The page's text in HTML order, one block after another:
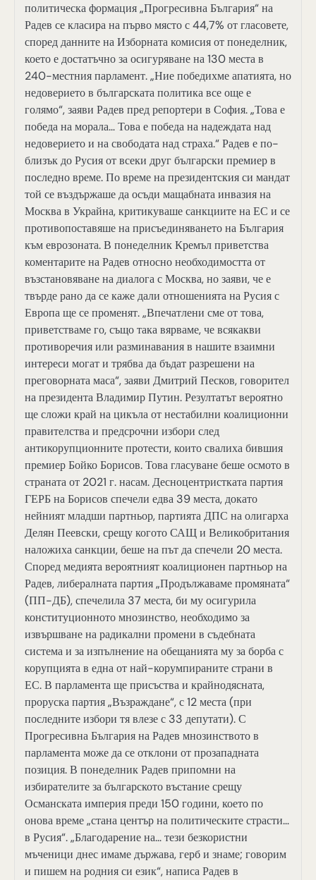
политическа формация „Прогресивна България“ на
Радев се класира на първо място с 44,7% от гласовете,
според данните на Изборната комисия от понеделник,
което е достатъчно за осигуряване на 130 места в
240-местния парламент. „Ние победихме апатията, но
недоверието в българската политика все още е
голямо“, заяви Радев пред репортери в София. „Това е
победа на морала… Това е победа на надеждата над
недоверието и на свободата над страха.“ Радев е по-
близък до Русия от всеки друг български премиер в
последно време. По време на президентския си мандат
той се въздържаше да осъди мащабната инвазия на
Москва в Украйна, критикуваше санкциите на ЕС и се
противопоставяше на присъединяването на България
към еврозоната. В понеделник Кремъл приветства
коментарите на Радев относно необходимостта от
възстановяване на диалога с Москва, но заяви, че е
твърде рано да се каже дали отношенията на Русия с
Европа ще се променят. „Впечатлени сме от това,
приветстваме го, също така вярваме, че всякакви
противоречия или разминавания в нашите взаимни
интереси могат и трябва да бъдат разрешени на
преговорната маса“, заяви Дмитрий Песков, говорител
на президента Владимир Путин. Резултатът вероятно
ще сложи край на цикъла от нестабилни коалиционни
правителства и предсрочни избори след
антикорупционните протести, които свалиха бившия
премиер Бойко Борисов. Това гласуване беше осмото в
страната от 2021 г. насам. Десноцентристката партия
ГЕРБ на Борисов спечели едва 39 места, докато
нейният младши партньор, партията ДПС на олигарха
Делян Пеевски, срещу когото САЩ и Великобритания
наложиха санкции, беше на път да спечели 20 места.
Според медията вероятният коалиционен партньор на
Радев, либералната партия „Продължаваме промяната“
(ПП-ДБ), спечелила 37 места, би му осигурила
конституционното мнозинство, необходимо за
извършване на радикални промени в съдебната
система и за изпълнение на обещанията му за борба с
корупцията в една от най-корумпираните страни в
ЕС. В парламента ще присъства и крайнодясната,
проруска партия „Възраждане“, с 12 места (при
последните избори тя влезе с 33 депутати). С
Прогресивна България на Радев мнозинството в
парламента може да се отклони от прозападната
позиция. В понеделник Радев припомни на
избирателите за българското въстание срещу
Османската империя преди 150 години, което по
онова време „стана център на политическите страсти…
в Русия“. „Благодарение на… тези безкористни
мъченици днес имаме държава, герб и знаме; говорим
и пишем на родния си език“, написа Радев в